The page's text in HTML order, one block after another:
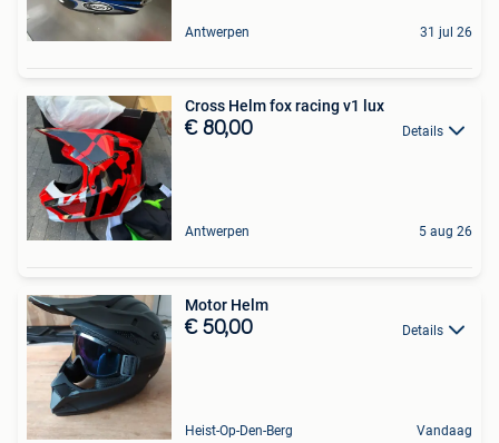
Antwerpen 31 jul 26
Cross Helm fox racing v1 lux
€ 80,00 Details
Antwerpen 5 aug 26
Motor Helm
€ 50,00 Details
Heist-Op-Den-Berg Vandaag